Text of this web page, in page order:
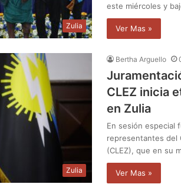
Zulia
este miércoles y
Ver Mas »
Zulia
Bertha Arguello
CLEZ inicia
en Zulia
En sesión especial
representantes del
(CLEZ), que en su
Ver Mas »